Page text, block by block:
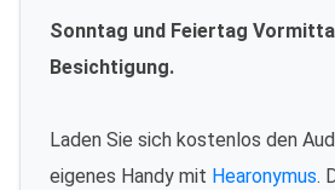
Sonntag und Feiertag
Besichtigung.
Laden Sie sich kostenlos den
eigenes Handy mit Hearonymus.